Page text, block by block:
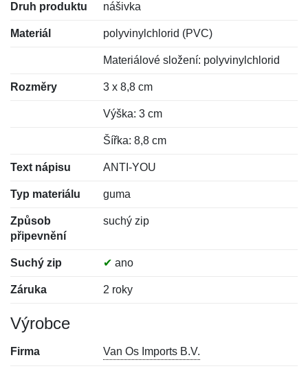
Druh produktu nášivka
Materiál polyvinylchlorid (PVC)
Materiálové složení: polyvinylchlorid
Rozměry 3 x 8,8 cm
Výška: 3 cm
Šířka: 8,8 cm
Text nápisu ANTI-YOU
Typ materiálu guma
Způsob
připevnění
suchý zip
Suchý zip ✔ ano
Záruka 2 roky
Výrobce
Firma Van Os Imports B.V.